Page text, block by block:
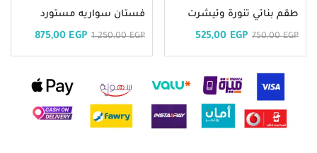
طقم بناتي تنورة وتيشرت
750,00EGP
525,00 EGP
فستان سواريه مستورد
1.250,00EGP
875,00 EGP